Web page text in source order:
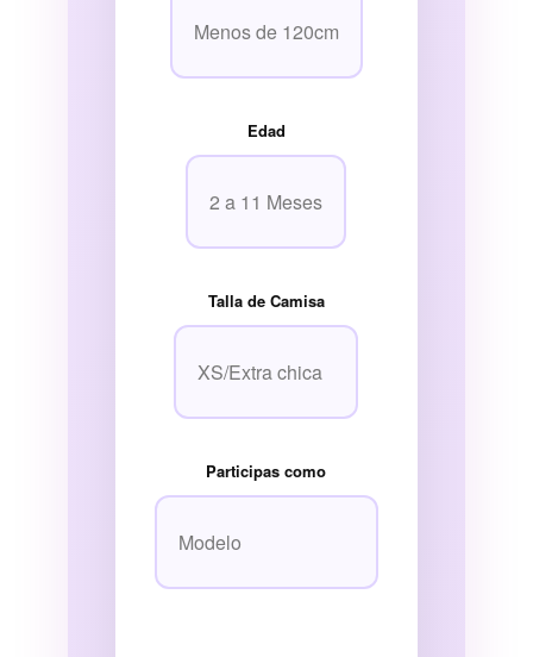
Edad
Talla de Camisa
Participas como